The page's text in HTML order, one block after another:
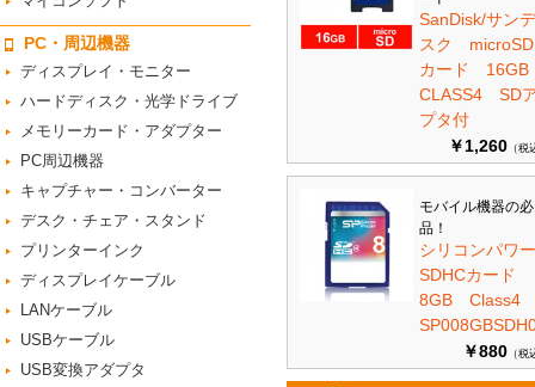
PC・周辺機器
ディスプレイ・モニター
ハードディスク・光学ドライブ
メモリーカード・アダプター
PC周辺機器
キャプチャー・コンバーター
デスク・チェア・スタンド
プリンターインク
ディスプレイケーブル
LANケーブル
USBケーブル
USB変換アダプタ
SanDisk/サン
スク
カード
CLASS4 SD
プタ付
￥1,260 （税
モバイル機器の
品！
シリコンパ
SDHCカード
8GB
￥880 （税